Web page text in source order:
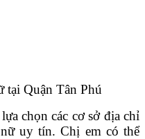
tại Quận Tân Phú
chọn các cơ sở địa chỉ
nữ uy tín. Chị em có thể